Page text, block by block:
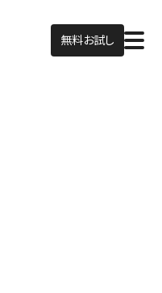
無料お試し